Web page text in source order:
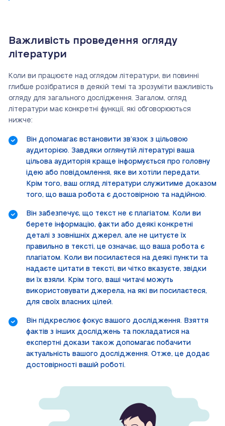
Важливість проведення огляду
літератури
Коли ви працюєте над оглядом літератури, ви повинні
глибше розібратися в деякій темі та зрозуміти важливість
огляду для загального дослідження. Загалом, огляд
літератури має конкретні функції, які обговорюються
нижче:
Він допомагає встановити зв’язок з цільовою
аудиторією. Завдяки оглянутій літературі ваша
цільова аудиторія краще інформується про головну
ідею або повідомлення, яке ви хотіли передати.
Крім того, ваш огляд літератури служитиме доказом
того, що ваша робота є достовірною та надійною.
Він забезпечує, що текст не є плагіатом. Коли ви
берете інформацію, факти або деякі конкретні
деталі з зовнішніх джерел, але не цитуєте їх
правильно в тексті, це означає, що ваша робота є
плагіатом. Коли ви посилаєтеся на деякі пункти та
надаєте цитати в тексті, ви чітко вказуєте, звідки
ви їх взяли. Крім того, ваші читачі можуть
використовувати джерела, на які ви посилаєтеся,
для своїх власних цілей.
Він підкреслює фокус вашого дослідження. Взяття
фактів з інших досліджень та покладатися на
експертні докази також допомагає побачити
актуальність вашого дослідження. Отже, це додає
достовірності вашій роботі.